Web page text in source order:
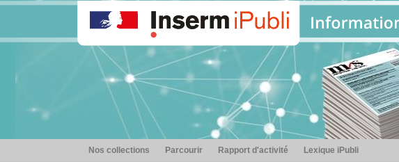
Nos collections Parcourir Rapport d'activité Lexique iPubli